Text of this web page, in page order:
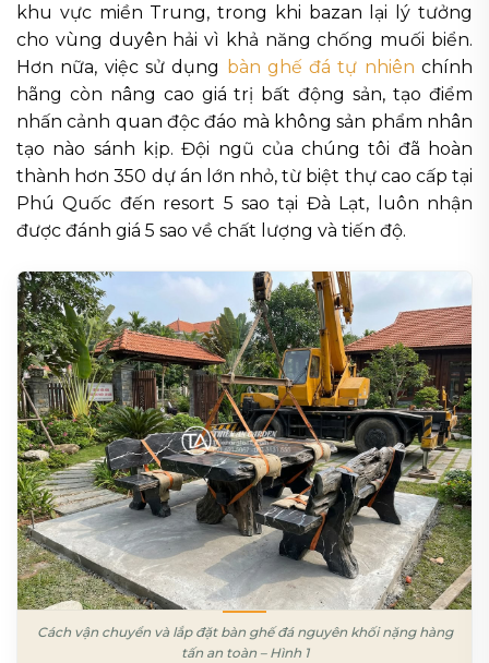
khu vực miền Trung, trong khi bazan lại lý tưởng
cho vùng duyên hải vì khả năng chống muối biển.
Hơn nữa, việc sử dụng bàn ghế đá tự nhiên chính
hãng còn nâng cao giá trị bất động sản, tạo điểm
nhấn cảnh quan độc đáo mà không sản phẩm nhân
tạo nào sánh kịp. Đội ngũ của chúng tôi đã hoàn
thành hơn 350 dự án lớn nhỏ, từ biệt thự cao cấp tại
Phú Quốc đến resort 5 sao tại Đà Lạt, luôn nhận
được đánh giá 5 sao về chất lượng và tiến độ.
Cách vận chuyển và lắp đặt bàn ghế đá nguyên khối nặng hàng
tấn an toàn – Hình 1